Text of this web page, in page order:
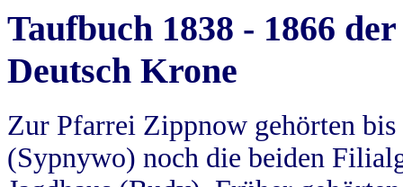
Taufbuch 1838 - 1866
Deutsch Krone
Zur Pfarrei Zippnow gehörten
(Sypnywo) noch die beiden